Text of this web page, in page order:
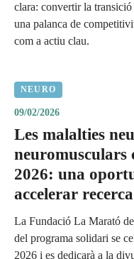
clara: convertir la
una palanca de
com a actiu clau.
NEURO
09/02/2026
Les malalties
2026: una
accelerar
La Fundació La Marató
del programa solidari se
2026 i es dedicarà a la